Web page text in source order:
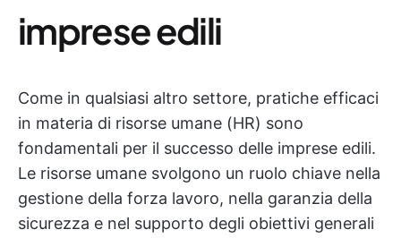
imprese edili
Come in qualsiasi altro settore, pratiche efficaci
in materia di risorse umane (HR) sono
fondamentali per il successo delle imprese edili.
Le risorse umane svolgono un ruolo chiave nella
gestione della forza lavoro, nella garanzia della
sicurezza e nel supporto degli obiettivi generali